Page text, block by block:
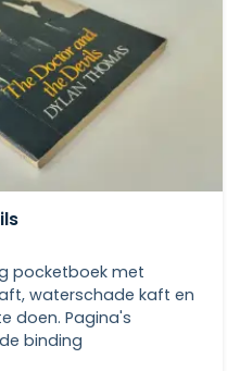
pocketboek met
waterschade kaft en
doen. Pagina's
binding